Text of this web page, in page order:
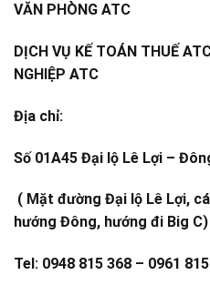
VĂN PHÒNG ATC
DỊCH VỤ KẾ TOÁN THUẾ
NGHIỆP ATC
Địa chỉ:
Số 01A45 Đại lộ Lê Lợi –
( Mặt đường Đại lộ Lê Lợi,
hướng Đông, hướng đi Big C)
Tel: 0948 815 368 – 0961